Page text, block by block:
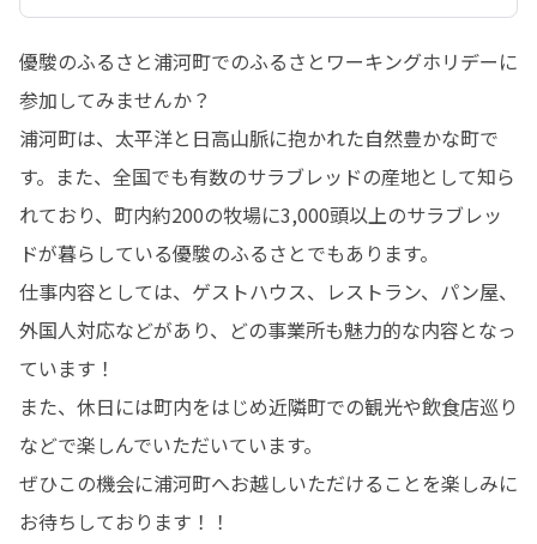
優駿のふるさと浦河町でのふるさとワーキングホリデーに
参加してみませんか？
浦河町は、太平洋と日高山脈に抱かれた自然豊かな町で
す。また、全国でも有数のサラブレッドの産地として知ら
れており、町内約200の牧場に3,000頭以上のサラブレッ
ドが暮らしている優駿のふるさとでもあります。
仕事内容としては、ゲストハウス、レストラン、パン屋、
外国人対応などがあり、どの事業所も魅力的な内容となっ
ています！
また、休日には町内をはじめ近隣町での観光や飲食店巡り
などで楽しんでいただいています。
ぜひこの機会に浦河町へお越しいただけることを楽しみに
お待ちしております！！